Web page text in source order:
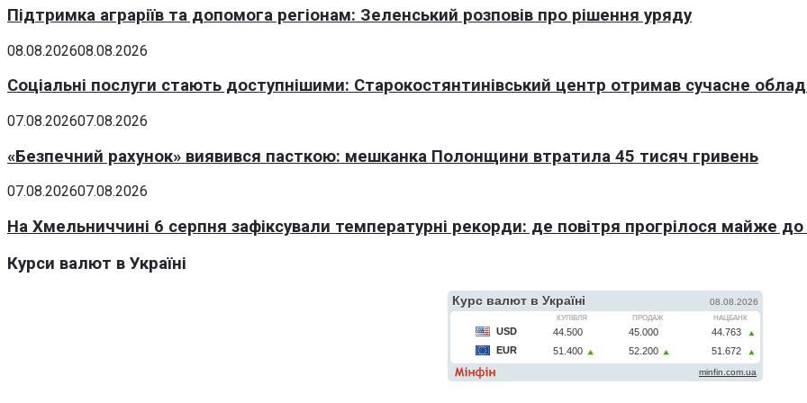
Підтримка аграріїв та допомога регіонам: Зеленський розповів про рішення уряду
08.08.202608.08.2026
Соціальні послуги стають доступнішими: Старокостянтинівський центр отримав сучасне
07.08.202607.08.2026
«Безпечний рахунок» виявився пасткою: мешканка Полонщини втратила 45 тисяч гривень
07.08.202607.08.2026
На Хмельниччині 6 серпня зафіксували температурні рекорди: де повітря прогрілося майже до
Курси валют в Україні